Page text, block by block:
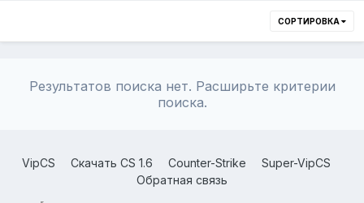
СОРТИРОВКА
Результатов поиска нет. Расширьте критерии
поиска.
VipCS Скачать CS 1.6 Counter-Strike
Super-VipCS
Обратная связь